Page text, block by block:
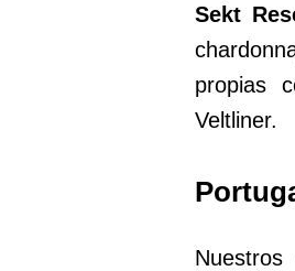
Sekt
propias
Veltliner.